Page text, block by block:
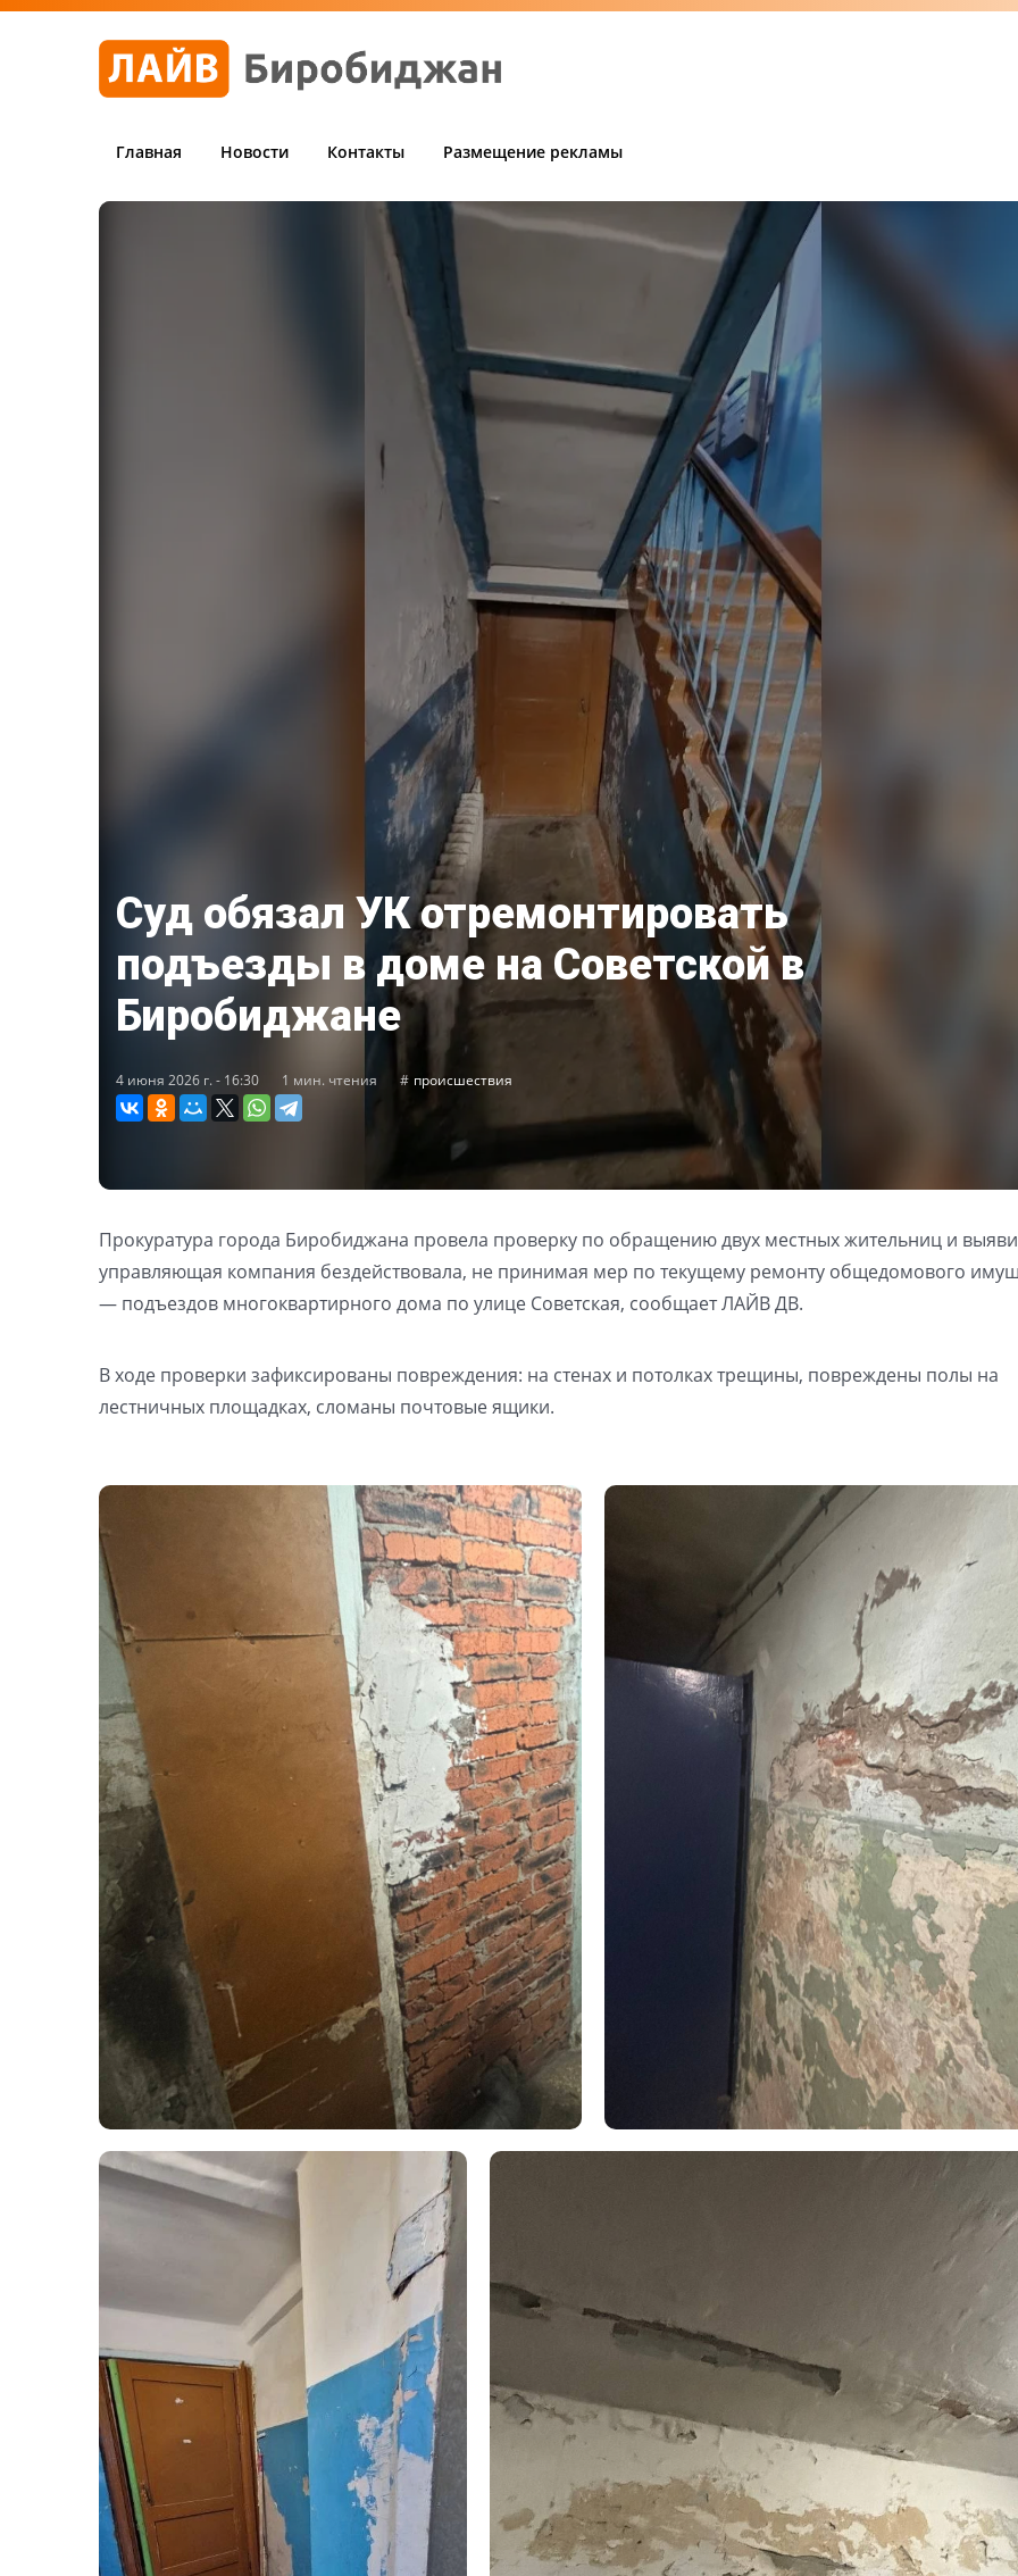
Главная Новости Контакты Размещение рекламы
Суд обязал УК отремонтировать
подъезды в доме на Советской в
Биробиджане
4 июня 2026 г. - 16:30 1 мин. чтения происшествия
Прокуратура города Биробиджана провела проверку по обращению двух местных жительниц и
управляющая компания бездействовала, не принимая мер по текущему ремонту общедомового
— подъездов многоквартирного дома по улице Советская, сообщает ЛАЙВ ДВ.
В ходе проверки зафиксированы повреждения: на стенах и потолках трещины, повреждены полы на
лестничных площадках, сломаны почтовые ящики.